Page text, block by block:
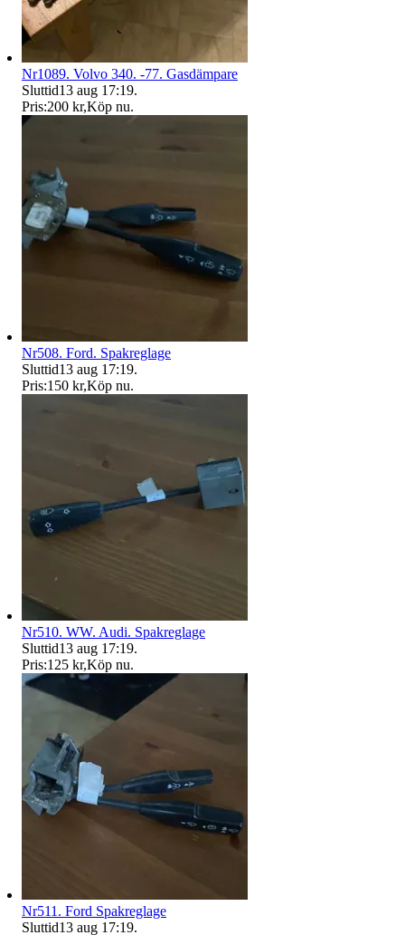
Nr1089. Volvo 340. -77. Gasdämpare
Sluttid13 aug 17:19.
Pris:200 kr,Köp nu.
Nr508. Ford. Spakreglage
Sluttid13 aug 17:19.
Pris:150 kr,Köp nu.
Nr510. WW. Audi. Spakreglage
Sluttid13 aug 17:19.
Pris:125 kr,Köp nu.
Nr511. Ford Spakreglage
Sluttid13 aug 17:19.